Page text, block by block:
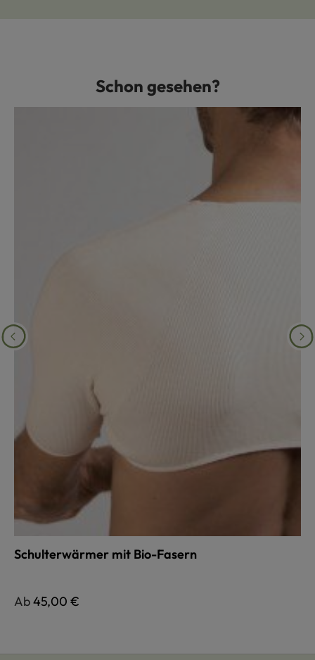
Produktgalerie überspringenSchon gesehen?
Schulterwärmer mit Bio-Fasern
Regulärer Preis:
Ab45,00 €